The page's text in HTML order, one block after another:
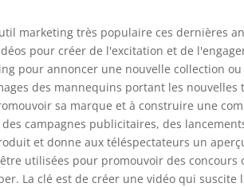
marketing très populaire ces dernières
pour créer de l'excitation et de
pour annoncer une nouvelle collection
des mannequins portant les
sa marque et à construire une
campagnes publicitaires, des
et donne aux téléspectateurs un
utilisées pour promouvoir des
La clé est de créer une vidéo qui